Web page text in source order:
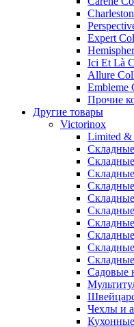
Expert
Ici Et Là
Allure
Embleme
Прочие
Другие товары
Victorinox
Limited &
Садовые
Чехлы и